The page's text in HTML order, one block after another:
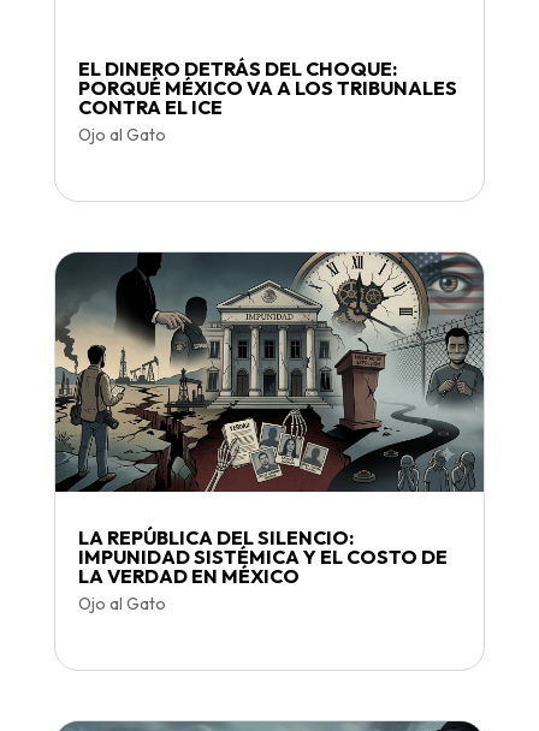
EL DINERO DETRÁS DEL CHOQUE:
PORQUÉ MÉXICO VA A LOS TRIBUNALES
CONTRA EL ICE
Ojo al Gato
LA REPÚBLICA DEL SILENCIO:
IMPUNIDAD SISTÉMICA Y EL COSTO DE
LA VERDAD EN MÉXICO
Ojo al Gato